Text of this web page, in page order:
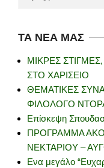
ΤΑ ΝΈΑ ΜΑΣ
ΜΙΚΡΕΣ
ΣΤΟ ΧΑΡΙΣΕΙΟ
ΘΕΜΑΤΙΚΕΣ
ΦΙΛΟΛΟΓΟ
Επίσκεψη
ΠΡΟΓΡΑΜΜΑ
ΝΕΚΤΑΡΙΟΥ –
Ενα μεγάλο